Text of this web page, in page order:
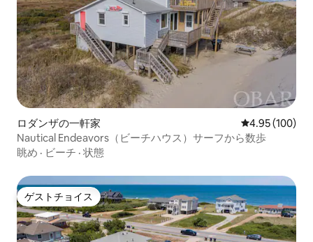
ロダンザの一軒家 レビュー100
4.95 (100)
Nautical Endeavors（ビーチハウス）サーフから数歩
眺め · ビーチ · 状態
ゲストチョイス
ゲストチョイス